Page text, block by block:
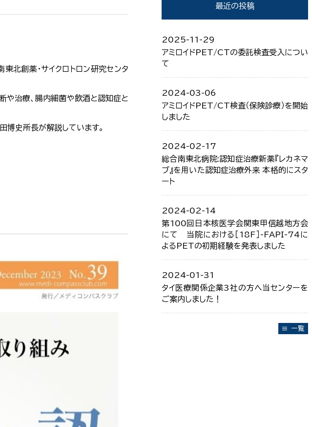
北創薬・サイクロトロン研究センタ
や治療、腸内細菌や飲酒と認知症と
博史所長が解説しています。
最近の投稿
2025-11-29
アミロイドPET/CTの委託検査受入につい
て
2024-03-06
アミロイドPET/CT検査（保険診療）を開始
しました
2024-02-17
総合南東北病院:認知症治療新薬『レカネマ
ブ』を用いた認知症治療外来 本格的にスタ
ート
2024-02-14
第100回日本核医学会関東甲信越地方会
にて 当院における［18F］-FAPI-74に
よるPETの初期経験を発表しました
2024-01-31
タイ医療関係企業3社の方へ当センターを
ご案内しました！
一覧